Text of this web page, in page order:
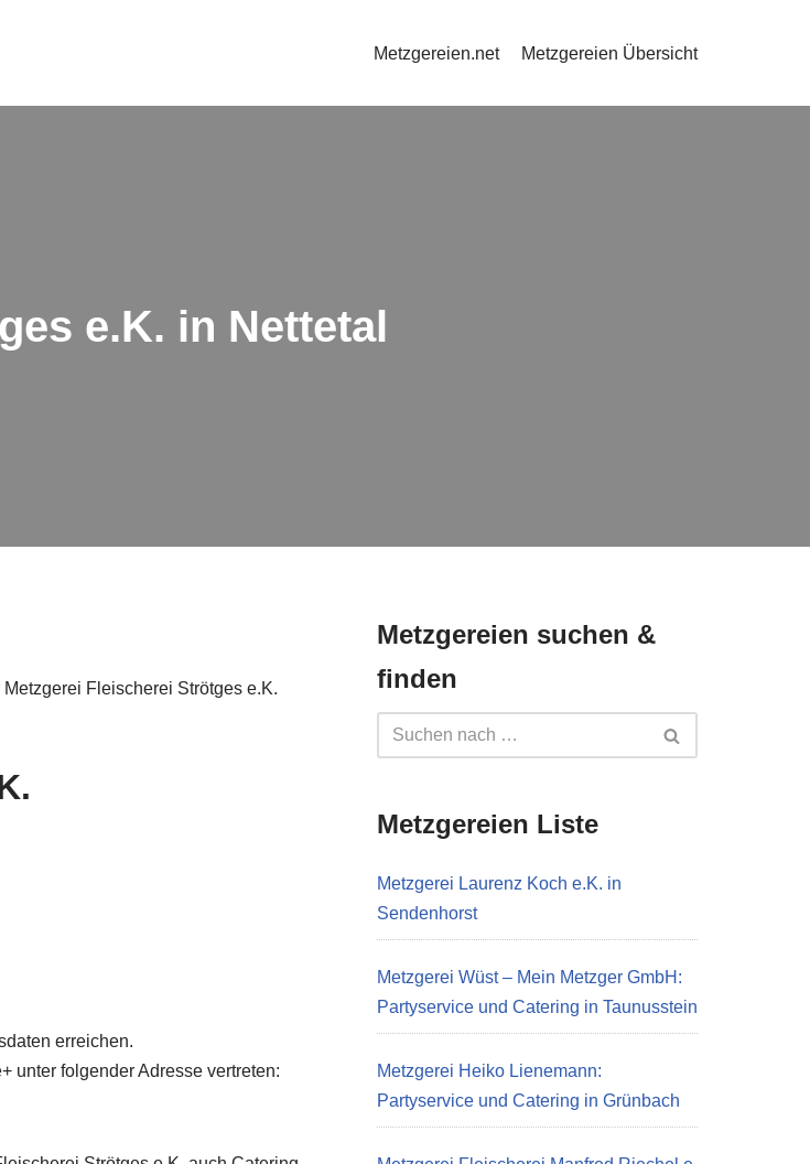
Metzgereien.net Metzgereien Übersicht
e.K. in Nettetal
Fleischerei Strötges e.K.
erreichen.
unter folgender Adresse vertreten:
Metzgereien suchen &
finden
Metzgereien Liste
Metzgerei Laurenz Koch e.K. in
Sendenhorst
Metzgerei Wüst – Mein Metzger GmbH:
Partyservice und Catering in Taunusstein
Metzgerei Heiko Lienemann:
Partyservice und Catering in Grünbach